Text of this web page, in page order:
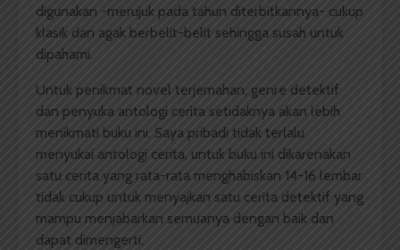
digunakan -merujuk pada tahun diterbitkannya- cukup
klasik dan agak berbelit-belit sehingga susah untuk
dipahami.
Untuk penikmat novel terjemahan, genre detektif
dan penyuka antologi cerita setidaknya akan lebih
menikmati buku ini. Saya pribadi tidak terlalu
menyukai antologi cerita, untuk buku ini dikarenakan
satu cerita yang rata-rata menghabiskan 14-16 lembar
tidak cukup untuk menyajkan satu cerita detektif yang
mampu menjabarkan semuanya dengan baik dan
dapat dimengerti.